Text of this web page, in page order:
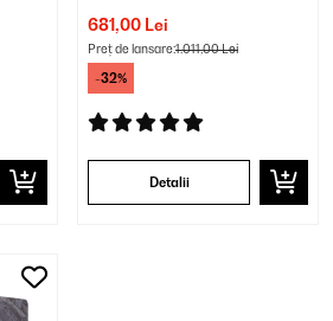
681,00 Lei
Preț de lansare:1.011,00 Lei
-32%
Detalii